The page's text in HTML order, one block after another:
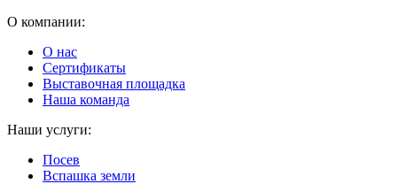
О компании:
О нас
Сертификаты
Выставочная площадка
Наша команда
Наши услуги:
Посев
Вспашка земли